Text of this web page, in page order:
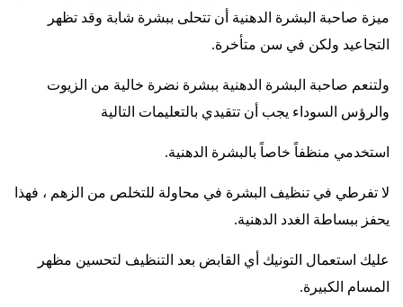
ميزة صاحبة البشرة الدهنية أن تتحلى ببشرة شابة وقد تظهر
التجاعيد ولكن في سن متأخرة.
ولتنعم صاحبة البشرة الدهنية ببشرة نضرة خالية من الزيوت
والرؤس السوداء يجب أن تتقيدي بالتعليمات التالية
استخدمي منظفاً خاصاً بالبشرة الدهنية.
لا تفرطي في تنظيف البشرة في محاولة للتخلص من الزهم ، فهذا
يحفز ببساطة الغدد الدهنية.
عليك استعمال التونيك أي القابض بعد التنظيف لتحسين مظهر
المسام الكبيرة.